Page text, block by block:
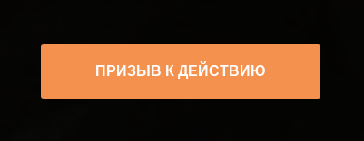
ПРИЗЫВ К ДЕЙСТВИЮ